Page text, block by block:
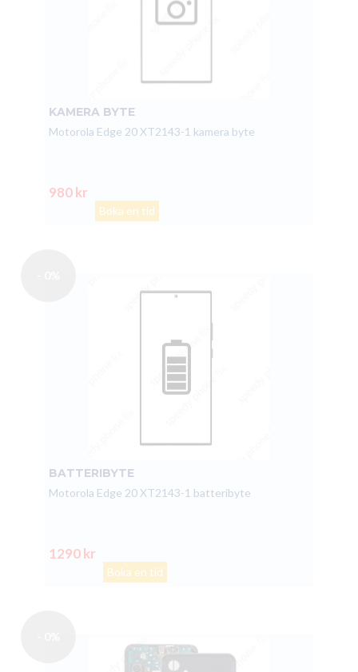
KAMERA BYTE
Motorola Edge 20 XT2143-1 kamera byte
980 kr
Boka en tid
BATTERIBYTE
Motorola Edge 20 XT2143-1 batteribyte
1290 kr
Boka en tid